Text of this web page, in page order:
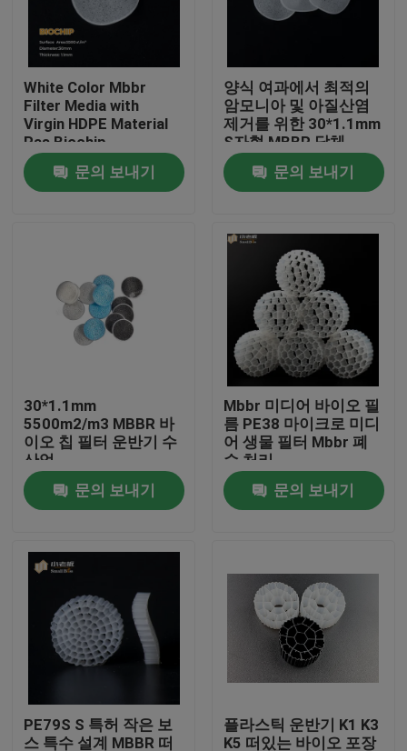
제품
회사 소개
공장 여행
품질 관리
문의하기
블로그
조회를 요청하다
MBBR 전기 매체
White Color Mbbr
Filter Media with
Virgin HDPE Material
Ras Biochip
문의 보내기
양식 여과에서 최적의
암모니아 및 아질산염
제거를 위한 30*1.1mm
S자형 MBBR 담체
문의 보내기
30*1.1mm
5500m2/m3 MBBR 바
이오 칩 필터 운반기 수
산업
문의 보내기
Mbbr 미디어 바이오 필
름 PE38 마이크로 미디
어 생물 필터 Mbbr 폐
수 처리
문의 보내기
PE79S S 특허 작은 보
스 특수 설계 MBBR 떠
플라스틱 운반기 K1 K3
K5 떠있는 바이오 포장